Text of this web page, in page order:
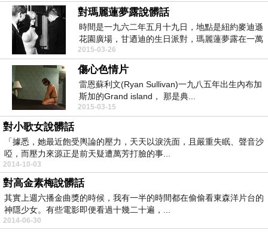
對瑪麗蓮夢露說髒話
時間是一九六二年五月十九日，地點是紐約麥迪遜
花園廣場，甘迺迪的生日派對，瑪麗蓮夢露在一萬
五千名民主黨...
2015-03-26
傷心色情片
雷恩蘇利文(Ryan Sullivan)一九八五年出生內布加
斯加的Grand island， 那是典...
2015-03-15
對小歌女說髒話
「據悉，她最近飽受輿論的壓力，天天以淚洗面，且嚴重失眠、聲音沙
啞，而壓力來源正是前天疑遭萬芳打臉的事...
2014-10-03
對高金素梅說髒話
其實上週六播金曲獎的時候，我有一半的時間都在偷偷看東森洋片台的
神隱少女。有些電影即便看過十幾二十遍，...
2014-06-30